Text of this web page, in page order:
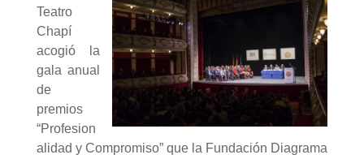
Teatro
Chapí
acogió la
gala anual
de
premios
“Profesion
alidad y Compromiso” que la Fundación Diagrama